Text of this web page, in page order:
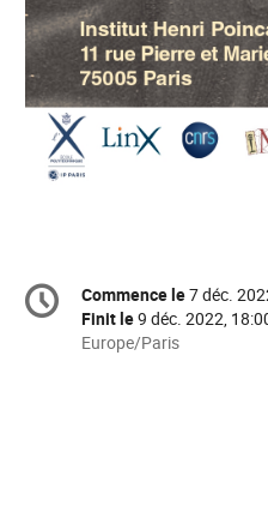
Information
de
Date/Heure
Commence le7 déc.
Finit le9 déc. 2022,
Toutes
Europe/Paris